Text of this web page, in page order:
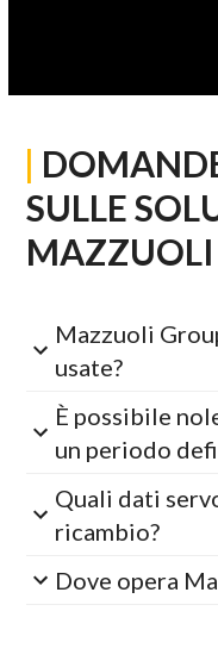
|
SULLE
MAZZUOLI
Mazzuoli
usate?
È possibile
un periodo
Quali dati
ricambio?
Dove opera